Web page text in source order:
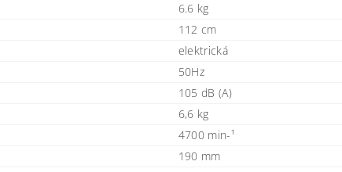
6.6 kg
112 cm
elektrická
50Hz
105 dB (A)
6,6 kg
4700 min-¹
190 mm